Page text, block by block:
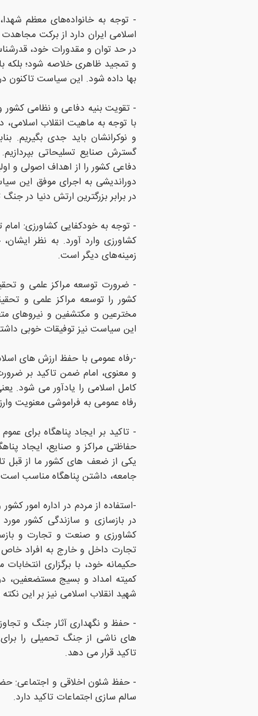
- توجه به خانواده‌های معظم
اسلامی ایران دارد از برکت
در حد توان و مقدورات خود،
و تمجید ظاهری خلاصه شود؛ بلکه
بها داده شود. این سیاست تاکنون
- تقویت بنیه دفاعی و نظامی
با توجه به ماهیت انقلاب
و نوکرانشان باید جدی بگیریم.
گسترش صنایع تسلیحاتی
دفاعی کشور را از اهداف اصولی و
دوراندیشی به اجرای موفق این
در برابر بزرگترین ارتش دنیا در
- توجه به خودکفایی کشاورزی: امام
کشاورزی وارد آورد. به نظر
زمینه‌های دیگر است.
- ضرورت توسعه مراکز علمی و
کشور را توسعه مراکز علمی و
مخترعین و مکتشفین و نیروهای
این سیاست نیز توفیقات خوبی
-رفاه عمومی با حفظ ارزش های
و معنوی، امام ضمن تاکید بر
کامل اسلامی را یادآور می شود.
رفاه عمومی به فراموشی معنویت
- تاکید بر ایجاد پناهگاه برای
حفاظتی مراکز و صنایع، ایجاد
یکی از ضعف های کشور ما از قبل
جامعه، داشتن پناهگاه مناسب
-استفاده از مردم در اداره امور
در بازسازی و سازندگی کشور
کشاورزی و صنعت و تجارت و
تجارت داخل و خارج به افراد
حکیمانه خود، با برگزاری
کمیته امداد و بسیج مستضعفین،
شهید انقلاب اسلامی نیز بر این
- حفظ و نگهداری آثار جنگ و
های ناشی از جنگ تحمیلی را
تاکید قرار می دهد.
- حفظ شئون اخلاقی و اجتماعی:
سالم سازی اجتماعات تاکید دارد.